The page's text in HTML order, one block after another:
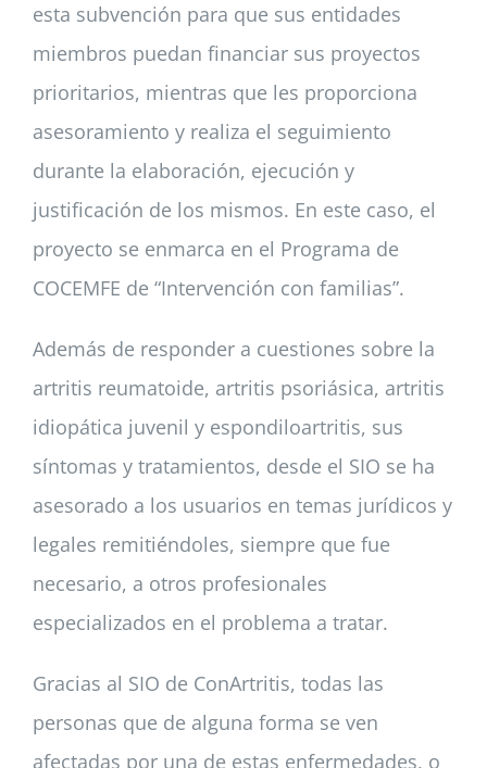
esta subvención para que sus entidades
miembros puedan financiar sus proyectos
prioritarios, mientras que les proporciona
asesoramiento y realiza el seguimiento
durante la elaboración, ejecución y
justificación de los mismos. En este caso, el
proyecto se enmarca en el Programa de
COCEMFE de “Intervención con familias”.
Además de responder a cuestiones sobre la
artritis reumatoide, artritis psoriásica, artritis
idiopática juvenil y espondiloartritis, sus
síntomas y tratamientos, desde el SIO se ha
asesorado a los usuarios en temas jurídicos y
legales remitiéndoles, siempre que fue
necesario, a otros profesionales
especializados en el problema a tratar.
Gracias al SIO de ConArtritis, todas las
personas que de alguna forma se ven
afectadas por una de estas enfermedades, o